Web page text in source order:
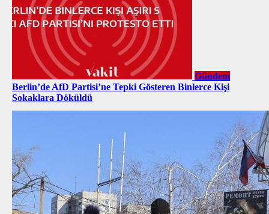
Gündem
Berlin’de AfD Partisi’ne Tepki Gösteren Binlerce Kişi
Sokaklara Döküldü